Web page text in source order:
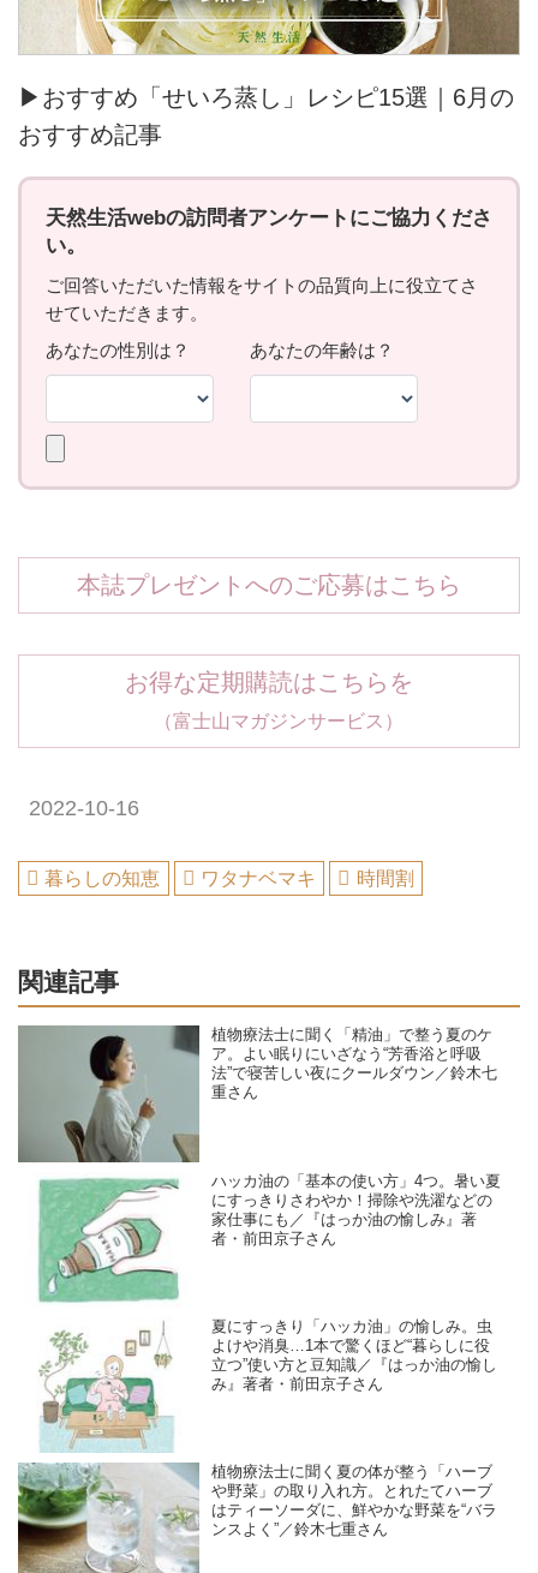
▶おすすめ「せいろ蒸し」レシピ15選｜6月の
おすすめ記事
本誌プレゼントへのご応募はこちら
お得な定期購読はこちらを
（富士山マガジンサービス）
2022-10-16
暮らしの知恵 ワタナベマキ 時間割
関連記事
植物療法士に聞く「精油」で整う夏のケ
ア。よい眠りにいざなう“芳香浴と呼吸
法”で寝苦しい夜にクールダウン／鈴木七
重さん
ハッカ油の「基本の使い方」4つ。暑い夏
にすっきりさわやか！掃除や洗濯などの
家仕事にも／『はっか油の愉しみ』著
者・前田京子さん
夏にすっきり「ハッカ油」の愉しみ。虫
よけや消臭…1本で驚くほど“暮らしに役
立つ”使い方と豆知識／『はっか油の愉し
み』著者・前田京子さん
植物療法士に聞く夏の体が整う「ハーブ
や野菜」の取り入れ方。とれたてハーブ
はティーソーダに、鮮やかな野菜を“バラ
ンスよく”／鈴木七重さん